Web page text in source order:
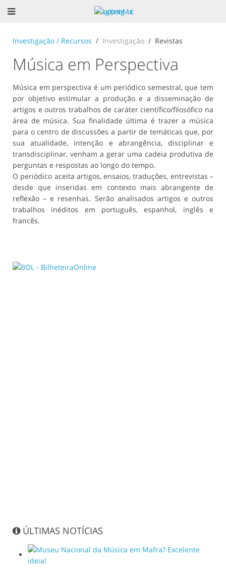
Investigação / Recursos Investigação Revistas
Música em Perspectiva
Música em perspectiva é um periódico semestral, que tem
por objetivo estimular a produção e a disseminação de
artigos e outros trabalhos de caráter científico/filosófico na
área de música. Sua finalidade última é trazer a música
para o centro de discussões a partir de temáticas que, por
sua atualidade, intenção e abrangência, disciplinar e
transdisciplinar, venham a gerar uma cadeia produtiva de
perguntas e respostas ao longo do tempo.
O periódico aceita artigos, ensaios, traduções, entrevistas –
desde que inseridas em contexto mais abrangente de
reflexão – e resenhas. Serão analisados artigos e outros
trabalhos inéditos em português, espanhol, inglês e
francês.
ÚLTIMAS NOTÍCIAS